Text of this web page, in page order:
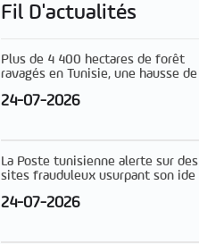
Fil D'actualités
Plus de 4 400 hectares de forêt
ravagés en Tunisie, une hausse de
24-07-2026
La Poste tunisienne alerte sur des
sites frauduleux usurpant son ide
24-07-2026